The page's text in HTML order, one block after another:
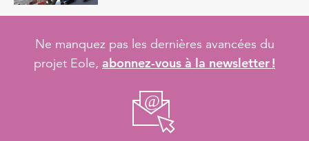
Ne manquez pas les dernières avancées du
projet Eole, abonnez-vous à la newsletter !